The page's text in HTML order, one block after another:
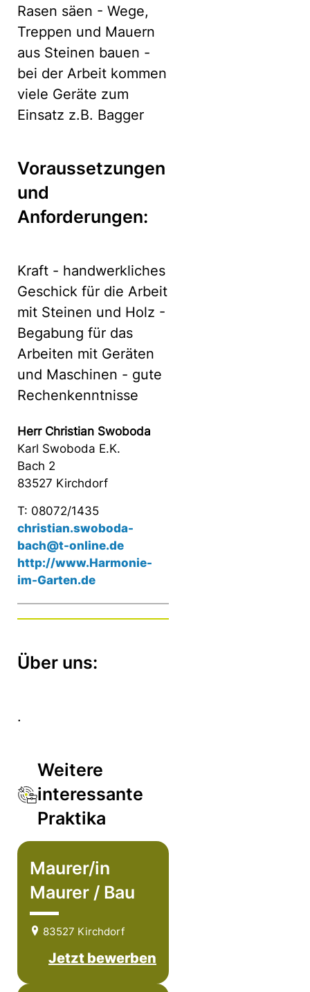
Rasen säen - Wege,
Treppen und Mauern
aus Steinen bauen -
bei der Arbeit kommen
viele Geräte zum
Einsatz z.B. Bagger
Voraussetzungen
und
Anforderungen:
Kraft - handwerkliches
Geschick für die Arbeit
mit Steinen und Holz -
Begabung für das
Arbeiten mit Geräten
und Maschinen - gute
Rechenkenntnisse
Herr Christian Swoboda
Karl Swoboda E.K.
Bach 2
83527 Kirchdorf
T: 08072/1435
christian.swoboda-
bach@t-online.de
http://www.Harmonie-
im-Garten.de
Über uns:
.
Weitere
interessante
Praktika
Maurer/in
Maurer / Bau
83527 Kirchdorf
Jetzt bewerben